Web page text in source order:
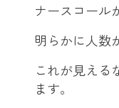
ナースコール
明らかに人数
これが見える
ます。